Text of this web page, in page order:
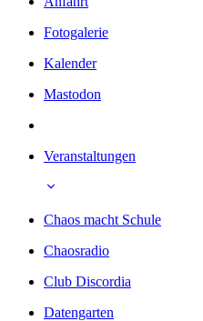
Fotogalerie
Kalender
Mastodon
Veranstaltungen
Chaos macht Schule
Chaosradio
Club Discordia
Datengarten